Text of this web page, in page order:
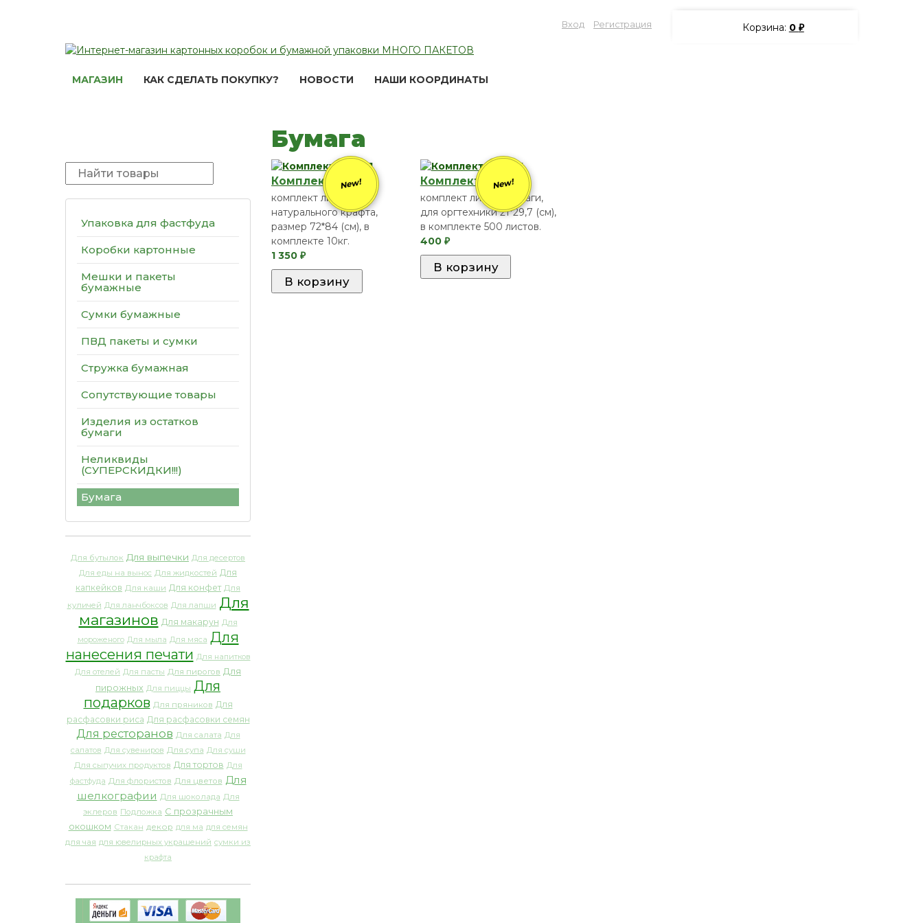
Корзина: 0 ₽
Вход Регистрация
МАГАЗИН КАК СДЕЛАТЬ ПОКУПКУ? НОВОСТИ НАШИ КООРДИНАТЫ
Упаковка для фастфуда
Коробки картонные
Мешки и пакеты
бумажные
Сумки бумажные
ПВД пакеты и сумки
Стружка бумажная
Сопутствующие товары
Изделия из остатков
бумаги
Неликвиды
(СУПЕРСКИДКИ!!!)
Бумага
Для бутылок Для выпечки Для десертов
Для еды на вынос Для жидкостей Для
капкейков Для каши Для конфет Для
куличей Для ланчбоксов Для лапши Для
магазинов Для макарун Для
мороженого Для мыла Для мяса Для
нанесения печати Для напитков
Для отелей Для пасты Для пирогов Для
пирожных Для пиццы Для
подарков Для пряников Для
расфасовки риса Для расфасовки семян
Для ресторанов Для салата Для
салатов Для сувениров Для супа Для суши
Для сыпучих продуктов Для тортов Для
фастфуда Для флористов Для цветов Для
шелкографии Для шоколада Для
эклеров Подложка С прозрачным
окошком Стакан декор для ма для семян
для чая для ювелирных украшений сумки из
крафта
Бумага
New!
Комплект 00-001
комплект листов
натурального крафта,
размер 72*84 (см), в
комплекте 10кг.
1 350 ₽
New!
Комплект 00-004
комплект листов бумаги,
для оргтехники 21*29,7 (см),
в комплекте 500 листов.
400 ₽